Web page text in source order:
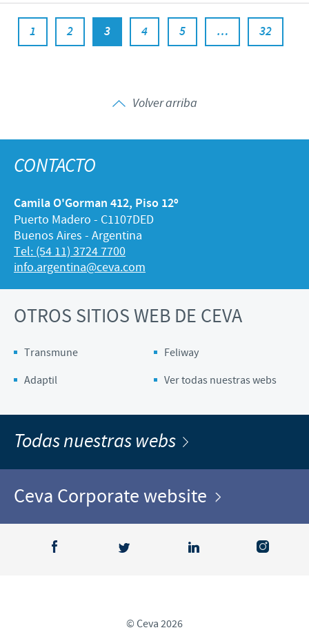
1 2 3 4 5 … 32
Volver arriba
CONTACTO
Camila O'Gorman 412, Piso 12º
Puerto Madero - C1107DED
Buenos Aires - Argentina
Tel: (54 11) 3724 7700
info.argentina@ceva.com
OTROS SITIOS WEB DE CEVA
Transmune
Feliway
Adaptil
Ver todas nuestras webs
Todas nuestras webs
Ceva Corporate website
© Ceva 2026